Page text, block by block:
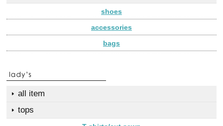
shoes
accessories
bags
all item
tops